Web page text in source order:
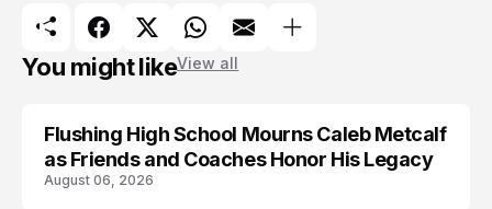
You might likeView all
Flushing High School Mourns Caleb Metcalf
as Friends and Coaches Honor His Legacy
August 06, 2026